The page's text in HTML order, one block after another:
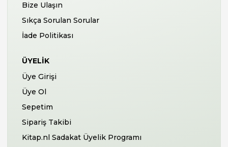
Bize Ulaşın
Sıkça Sorulan Sorular
İade Politikası
ÜYELIK
Üye Girişi
Üye Ol
Sepetim
Sipariş Takibi
Kitap.nl Sadakat Üyelik Programı